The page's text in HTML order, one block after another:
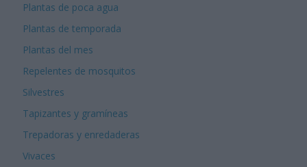
Plantas de poca agua
Plantas de temporada
Plantas del mes
Repelentes de mosquitos
Silvestres
Tapizantes y gramíneas
Trepadoras y enredaderas
Vivaces